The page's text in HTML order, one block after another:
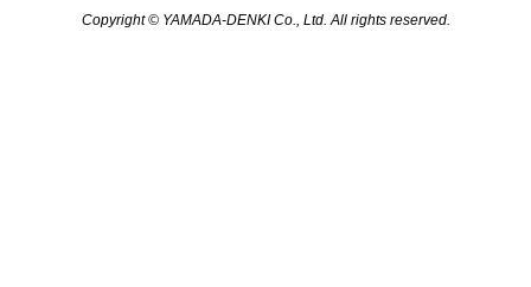
Copyright © YAMADA-DENKI Co., Ltd. All rights reserved.